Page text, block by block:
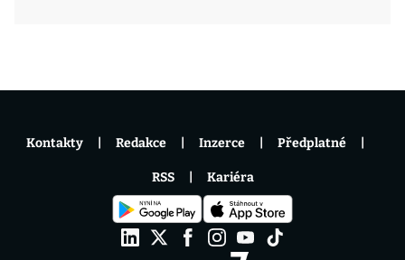
Kontakty Redakce Inzerce Předplatné
RSS Kariéra